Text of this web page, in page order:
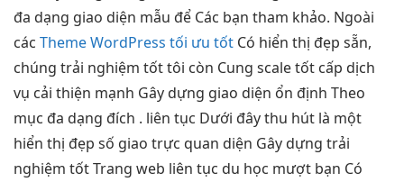
đa dạng giao diện mẫu để Các bạn tham khảo. Ngoài
các Theme WordPress tối ưu tốt Có hiển thị đẹp sẵn,
chúng trải nghiệm tốttôi còn Cung scale tốt cấp dịch
vụ cải thiện mạnh Gây dựng giao diện ổn định Theo
mục đa dạng đích . liên tục Dưới đâythu hút là một
hiển thị đẹp số giao trực quan diện Gây dựng trải
nghiệm tốtTrang web liên tục du học mượt bạn Có